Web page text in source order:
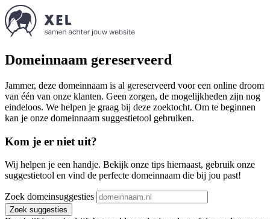
Domeinnaam gereserveerd
Jammer, deze domeinnaam is al gereserveerd voor een online droom
van één van onze klanten. Geen zorgen, de mogelijkheden zijn nog
eindeloos. We helpen je graag bij deze zoektocht. Om te beginnen
kan je onze domeinnaam suggestietool gebruiken.
Kom je er niet uit?
Wij helpen je een handje. Bekijk onze tips hiernaast, gebruik onze
suggestietool en vind de perfecte domeinnaam die bij jou past!
Zoek domeinsuggesties
Zoek suggesties